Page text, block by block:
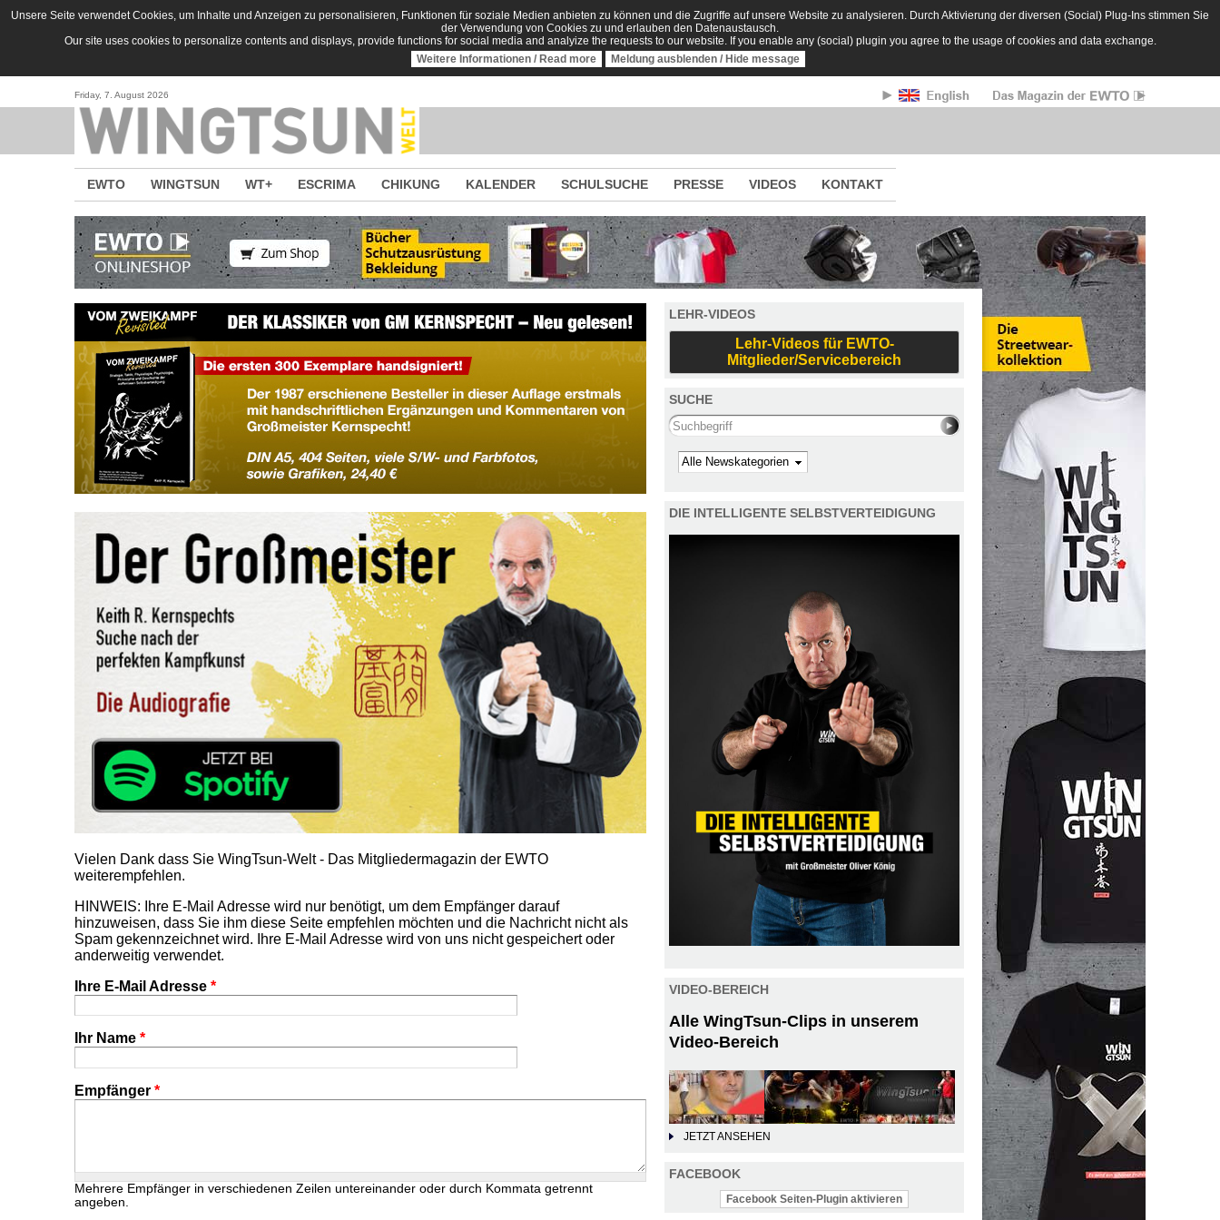
Direkt zum Inhalt
Unsere Seite verwendet Cookies, um Inhalte und Anzeigen zu personalisieren, Funktionen für soziale Medien anbieten zu können und die Zugriffe auf unsere Website zu analysieren. Durch Aktivierung der diversen (Social) Plug-Ins stimmen Sie
der Verwendung von Cookies zu und erlauben den Datenaustausch.
Our site uses cookies to personalize contents and displays, provide functions for social media and analyize the requests to our website. If you enable any (social) plugin you agree to the usage of cookies and data exchange.
Weitere Informationen / Read more
Meldung ausblenden / Hide message
Friday, 7. August 2026
EWTO WINGTSUN WT+ ESCRIMA CHIKUNG KALENDER SCHULSUCHE PRESSE VIDEOS KONTAKT
Vielen Dank dass Sie WingTsun-Welt - Das Mitgliedermagazin der EWTO
weiterempfehlen.
HINWEIS: Ihre E-Mail Adresse wird nur benötigt, um dem Empfänger darauf
hinzuweisen, dass Sie ihm diese Seite empfehlen möchten und die Nachricht nicht als
Spam gekennzeichnet wird. Ihre E-Mail Adresse wird von uns nicht gespeichert oder
anderweitig verwendet.
Ihre E-Mail Adresse *
Ihr Name *
Empfänger *
Mehrere Empfänger in verschiedenen Zeilen untereinander oder durch Kommata getrennt
angeben.
LEHR-VIDEOS
Lehr-Videos für EWTO-
Mitglieder/Servicebereich
SUCHE
Search this site
Kategorie
DIE INTELLIGENTE SELBSTVERTEIDIGUNG
VIDEO-BEREICH
Alle WingTsun-Clips in unserem
Video-Bereich
JETZT ANSEHEN
FACEBOOK
Facebook Seiten-Plugin aktivieren